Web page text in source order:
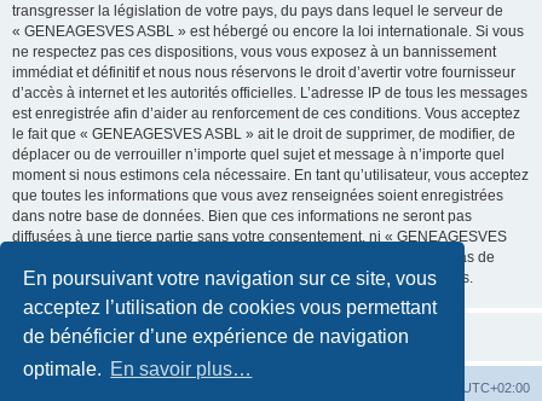
En poursuivant votre navigation sur ce site, vous
acceptez l’utilisation de cookies vous permettant
de bénéficier d’une expérience de navigation
optimale. En savoir plus…
transgresser la législation de votre pays, du pays dans lequel le serveur de
« GENEAGESVES ASBL » est hébergé ou encore la loi internationale. Si vous
ne respectez pas ces dispositions, vous vous exposez à un bannissement
immédiat et définitif et nous nous réservons le droit d’avertir votre fournisseur
d’accès à internet et les autorités officielles. L’adresse IP de tous les messages
est enregistrée afin d’aider au renforcement de ces conditions. Vous acceptez
le fait que « GENEAGESVES ASBL » ait le droit de supprimer, de modifier, de
déplacer ou de verrouiller n’importe quel sujet et message à n’importe quel
moment si nous estimons cela nécessaire. En tant qu’utilisateur, vous acceptez
que toutes les informations que vous avez renseignées soient enregistrées
dans notre base de données. Bien que ces informations ne seront pas
diffusées à une tierce partie sans votre consentement, ni « GENEAGESVES
ASBL », ni phpBB, ne pourront être tenus comme responsables en cas de
tentative de piratage informatique visant à compromettre vos données.
UTC+02:00